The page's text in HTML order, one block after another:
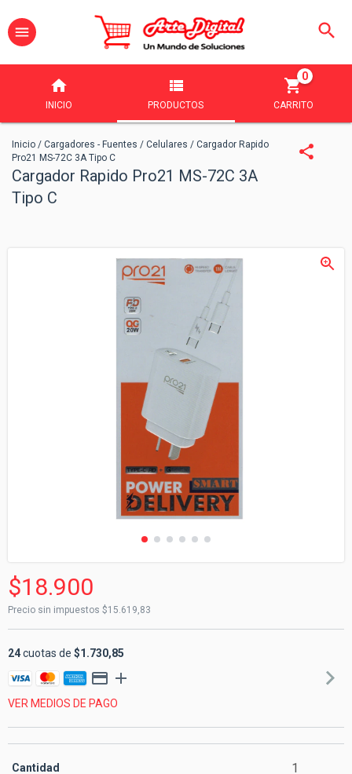
INICIO PRODUCTOS CARRITO
0
Inicio / Cargadores - Fuentes / Celulares / Cargador Rapido
Pro21 MS-72C 3A Tipo C
Cargador Rapido Pro21 MS-72C 3A
Tipo C
$18.900
Precio sin impuestos $15.619,83
24cuotas de $1.730,85
VER MEDIOS DE PAGO
Cantidad